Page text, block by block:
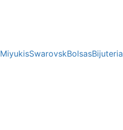
MiyukisSwarovskBolsasBijuteria